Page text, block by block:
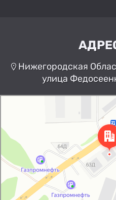
Нижегородская
улица